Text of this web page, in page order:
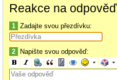
Reakce na odpověď
1 Zadajte svou přezdívku:
2 Napište svou odpověď: